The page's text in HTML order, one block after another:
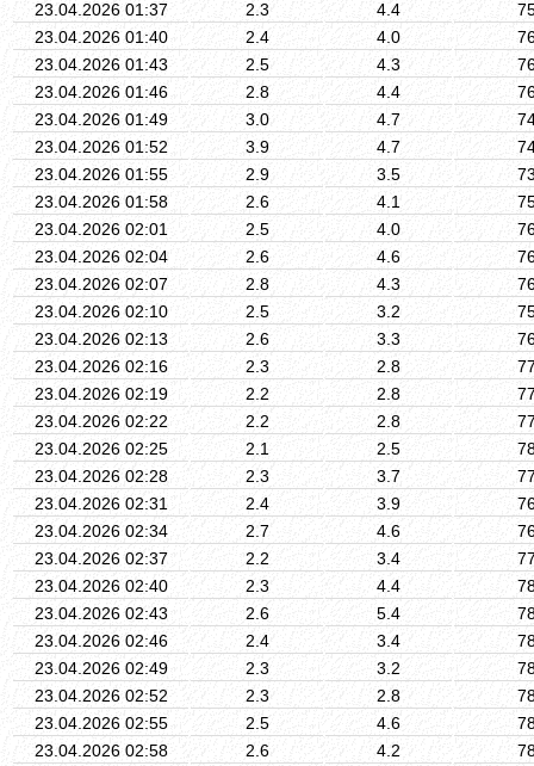
23.04.2026 01:37
2.3 4.4
23.04.2026 01:40
2.4 4.0
23.04.2026 01:43
2.5 4.3
23.04.2026 01:46
2.8 4.4
23.04.2026 01:49
3.0 4.7
23.04.2026 01:52
3.9 4.7
23.04.2026 01:55
2.9 3.5
23.04.2026 01:58
2.6 4.1
23.04.2026 02:01
2.5 4.0
23.04.2026 02:04
2.6 4.6
23.04.2026 02:07
2.8 4.3
23.04.2026 02:10
2.5 3.2
23.04.2026 02:13
2.6 3.3
23.04.2026 02:16
2.3 2.8
23.04.2026 02:19
2.2 2.8
23.04.2026 02:22
2.2 2.8
23.04.2026 02:25
2.1 2.5
23.04.2026 02:28
2.3 3.7
23.04.2026 02:31
2.4 3.9
23.04.2026 02:34
2.7 4.6
23.04.2026 02:37
2.2 3.4
23.04.2026 02:40
2.3 4.4
23.04.2026 02:43
2.6 5.4
23.04.2026 02:46
2.4 3.4
23.04.2026 02:49
2.3 3.2
23.04.2026 02:52
2.3 2.8
23.04.2026 02:55
2.5 4.6
23.04.2026 02:58
2.6 4.2